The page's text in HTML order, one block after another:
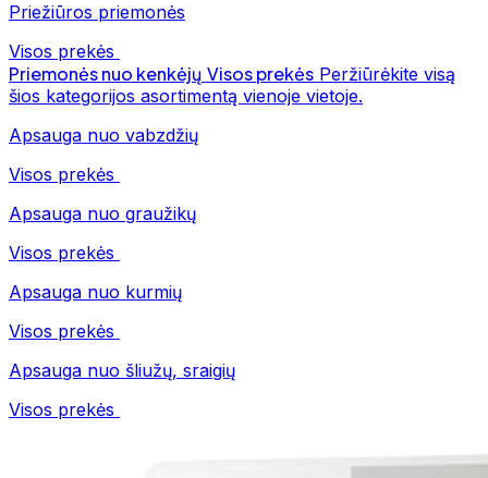
Priežiūros priemonės
Visos prekės
Priemonės nuo kenkėjų Visos prekės Peržiūrėkite visą
šios kategorijos asortimentą vienoje vietoje.
Apsauga nuo vabzdžių
Visos prekės
Apsauga nuo graužikų
Visos prekės
Apsauga nuo kurmių
Visos prekės
Apsauga nuo šliužų, sraigių
Visos prekės